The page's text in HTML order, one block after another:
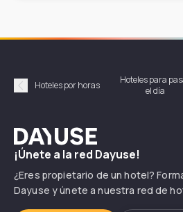
Précédent
Hoteles por horas
Hoteles para
el día
Dayuse
¡Únete a la red Dayuse!
¿Eres propietario de un hotel?
Dayuse y únete a nuestra red de